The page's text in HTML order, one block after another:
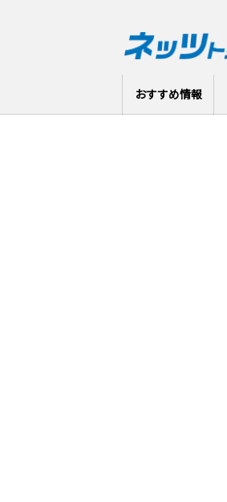
おすすめ情報